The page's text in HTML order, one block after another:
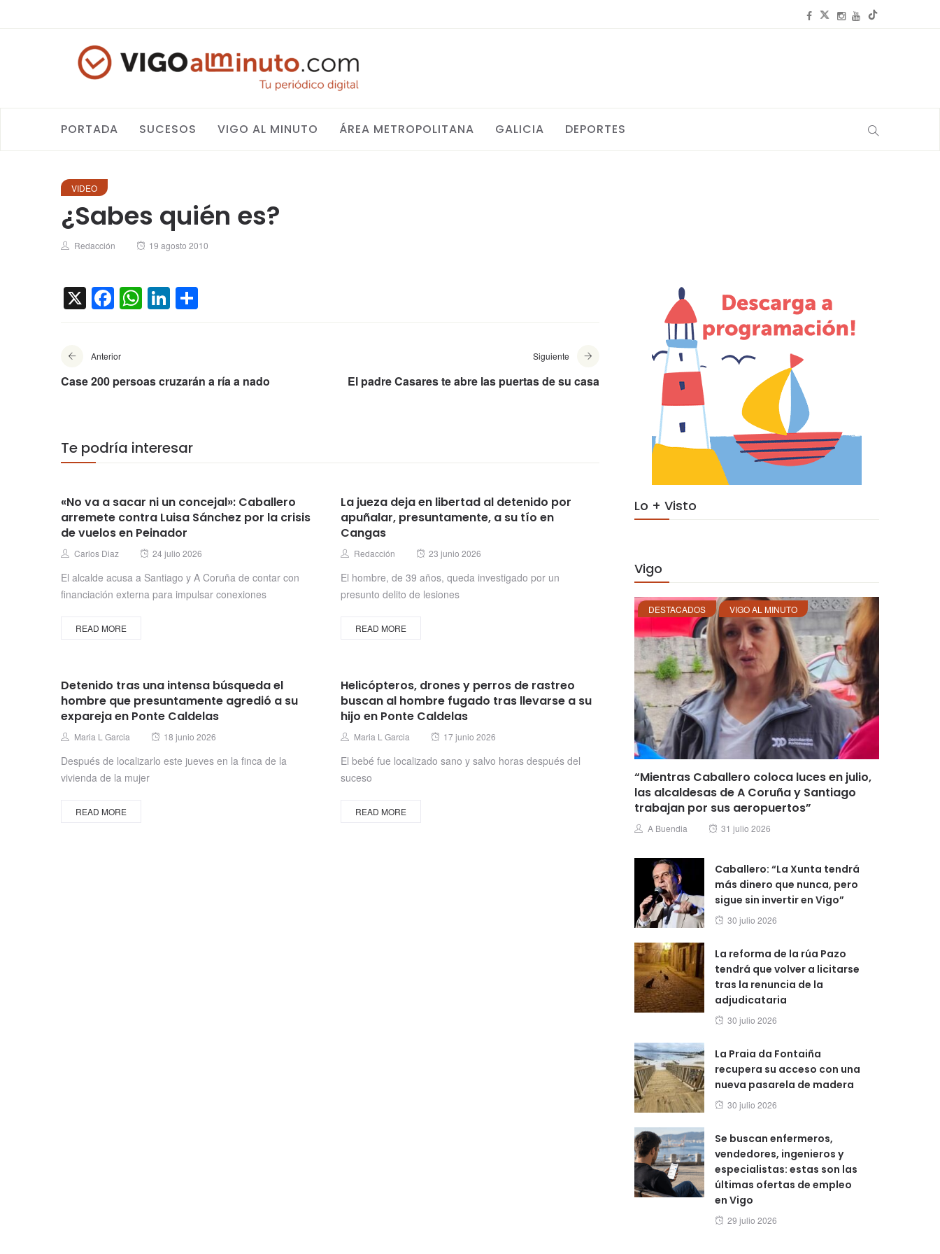
PORTADA SUCESOS VIGO AL MINUTO ÁREA METROPOLITANA GALICIA DEPORTES
VIDEO
¿Sabes quién es?
Author
Redacción
Posted
19 agosto 2010
X Facebook
WhatsApp
LinkedIn
Anterior
Case 200 persoas cruzarán a ría a nado
Siguiente
El padre Casares te abre las puertas de su casa
Te podría interesar
«No va a sacar ni un concejal»: Caballero
arremete contra Luisa Sánchez por la crisis
de vuelos en Peinador
Author
Carlos Diaz
Posted
24 julio 2026
El alcalde acusa a Santiago y A Coruña de contar con
financiación externa para impulsar conexiones
READ MORE
La jueza deja en libertad al detenido por
apuñalar, presuntamente, a su tío en
Cangas
Author
Redacción
Posted
23 junio 2026
El hombre, de 39 años, queda investigado por un
presunto delito de lesiones
READ MORE
Detenido tras una intensa búsqueda el
hombre que presuntamente agredió a su
expareja en Ponte Caldelas
Author
Maria L Garcia
Posted
18 junio 2026
Después de localizarlo este jueves en la finca de la
vivienda de la mujer
READ MORE
Helicópteros, drones y perros de rastreo
buscan al hombre fugado tras llevarse a su
hijo en Ponte Caldelas
Author
Maria L Garcia
Posted
17 junio 2026
El bebé fue localizado sano y salvo horas después del
suceso
READ MORE
Lo + Visto
Vigo
DESTACADOS VIGO AL MINUTO
“Mientras Caballero coloca luces en julio,
las alcaldesas de A Coruña y Santiago
trabajan por sus aeropuertos”
Author
A Buendia
Posted
31 julio 2026
Caballero: “La Xunta tendrá
más dinero que nunca, pero
sigue sin invertir en Vigo”
Posted
30 julio 2026
La reforma de la rúa Pazo
tendrá que volver a licitarse
tras la renuncia de la
adjudicataria
Posted
30 julio 2026
La Praia da Fontaiña
recupera su acceso con una
nueva pasarela de madera
Posted
30 julio 2026
Se buscan enfermeros,
vendedores, ingenieros y
especialistas: estas son las
últimas ofertas de empleo
en Vigo
Posted
29 julio 2026